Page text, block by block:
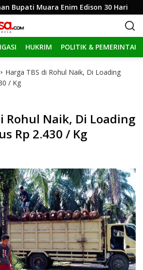
Muara Enim Edison 30 Hari
HUKRIM POLITIK & PEMERINTAH
Harga TBS di Rohul Naik, Di Loading
/ Kg
Rohul Naik, Di Loading
Rp 2.430 / Kg